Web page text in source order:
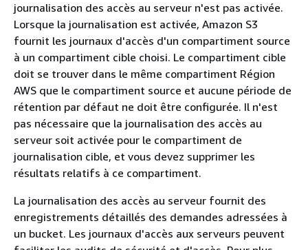
journalisation des accès au serveur n'est pas activée.
Lorsque la journalisation est activée, Amazon S3
fournit les journaux d'accès d'un compartiment source
à un compartiment cible choisi. Le compartiment cible
doit se trouver dans le même compartiment Région
AWS que le compartiment source et aucune période de
rétention par défaut ne doit être configurée. Il n'est
pas nécessaire que la journalisation des accès au
serveur soit activée pour le compartiment de
journalisation cible, et vous devez supprimer les
résultats relatifs à ce compartiment.
La journalisation des accès au serveur fournit des
enregistrements détaillés des demandes adressées à
un bucket. Les journaux d'accès aux serveurs peuvent